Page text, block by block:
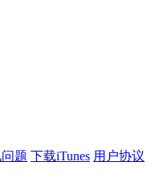
题 下载iTunes 用户协议